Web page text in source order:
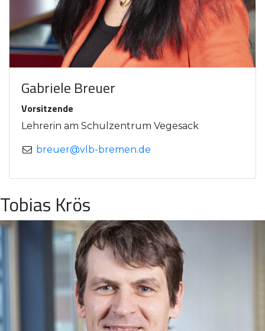
Gabriele Breuer
Vorsitzende
Lehrerin am Schulzentrum Vegesack
breuer@vlb-bremen.de
Tobias Krös